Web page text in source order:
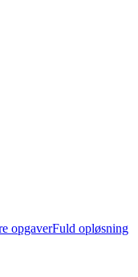
opgaverFuld opløsning